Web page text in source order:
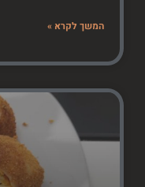
המשך לקרא »